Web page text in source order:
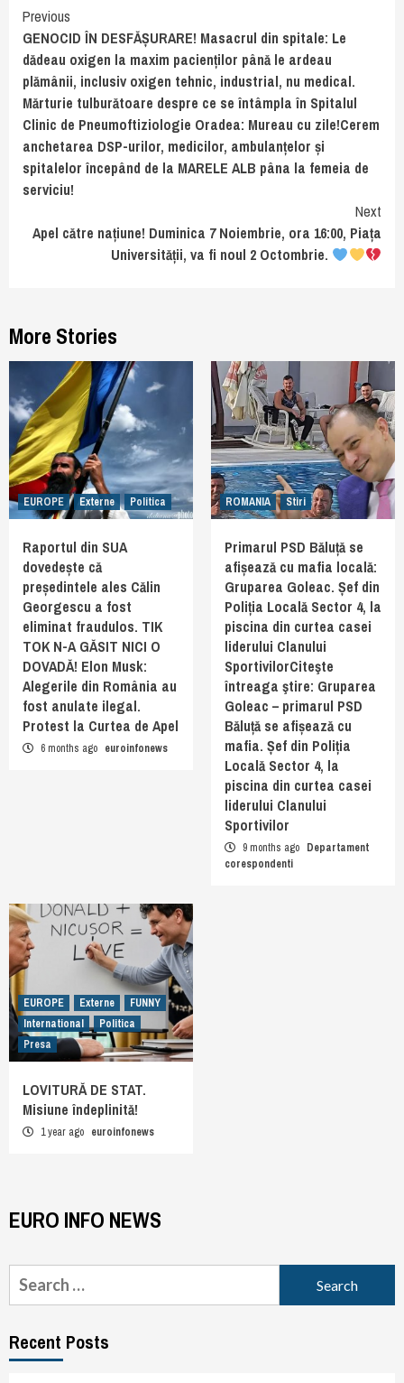
Continue
Reading
Previous
GENOCID ÎN DESFĂȘURARE! Masacrul din spitale: Le
dădeau oxigen la maxim pacienților până le ardeau
plămânii, inclusiv oxigen tehnic, industrial, nu medical.
Mărturie tulburătoare despre ce se întâmpla în Spitalul
Clinic de Pneumoftiziologie Oradea: Mureau cu zile!Cerem
anchetarea DSP-urilor, medicilor, ambulanțelor și
spitalelor începând de la MARELE ALB pâna la femeia de
serviciu!
Next
Apel către națiune! Duminica 7 Noiembrie, ora 16:00, Piața
Universității, va fi noul 2 Octombrie.
More Stories
EUROPE Externe Politica
Raportul din SUA
dovedește că
președintele ales Călin
Georgescu a fost
eliminat fraudulos. TIK
TOK N-A GĂSIT NICI O
DOVADĂ! Elon Musk:
Alegerile din România au
fost anulate ilegal.
Protest la Curtea de Apel
6 months ago euroinfonews
ROMANIA Stiri
Primarul PSD Băluță se
afișează cu mafia locală:
Gruparea Goleac. Șef din
Poliția Locală Sector 4, la
piscina din curtea casei
liderului Clanului
SportivilorCiteşte
întreaga ştire: Gruparea
Goleac – primarul PSD
Băluță se afișează cu
mafia. Șef din Poliția
Locală Sector 4, la
piscina din curtea casei
liderului Clanului
Sportivilor
9 months ago Departament
corespondenti
EUROPE Externe
FUNNY
International
Politica
Presa
LOVITURĂ DE STAT.
Misiune îndeplinită!
1 year ago euroinfonews
EURO INFO NEWS
Search
for:
Recent Posts